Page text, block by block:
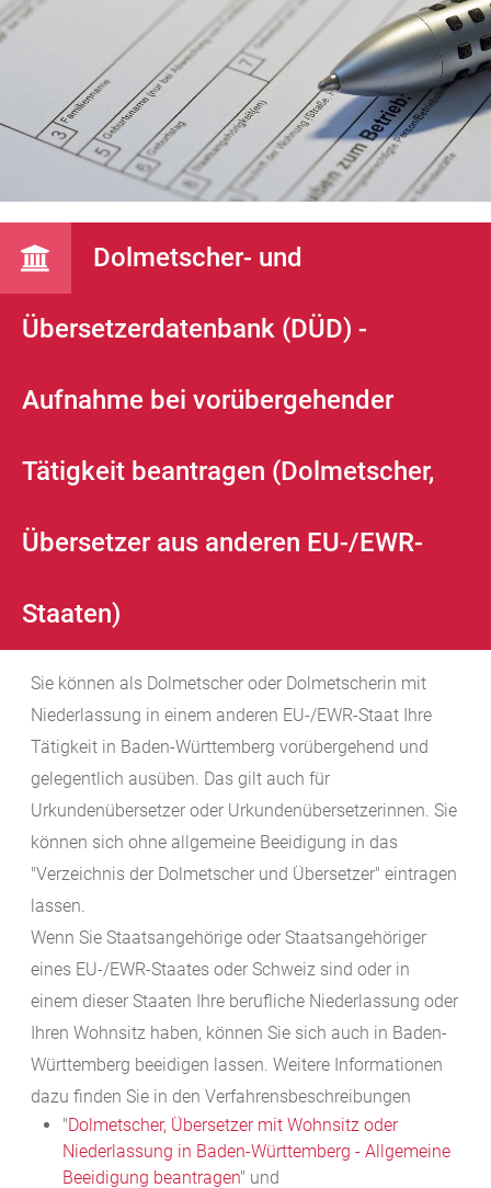
Dolmetscher- und
Übersetzerdatenbank (DÜD) -
Aufnahme bei vorübergehender
Tätigkeit beantragen (Dolmetscher,
Übersetzer aus anderen EU-/EWR-
Staaten)
Sie können als Dolmetscher oder Dolmetscherin mit
Niederlassung in einem anderen EU-/EWR-Staat Ihre
Tätigkeit in Baden-Württemberg vorübergehend und
gelegentlich ausüben. Das gilt auch für
Urkundenübersetzer oder Urkundenübersetzerinnen. Sie
können sich ohne allgemeine Beeidigung in das
"Verzeichnis der Dolmetscher und Übersetzer" eintragen
lassen.
Wenn Sie Staatsangehörige oder Staatsangehöriger
eines EU-/EWR-Staates oder Schweiz sind oder in
einem dieser Staaten Ihre berufliche Niederlassung oder
Ihren Wohnsitz haben, können Sie sich auch in Baden-
Württemberg beeidigen lassen. Weitere Informationen
dazu finden Sie in den Verfahrensbeschreibungen
"Dolmetscher, Übersetzer mit Wohnsitz oder
Niederlassung in Baden-Württemberg - Allgemeine
Beeidigung beantragen" und